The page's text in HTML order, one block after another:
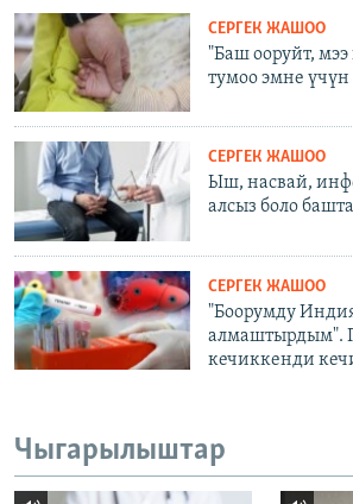
СЕРГЕК ЖАШОО
"Баш ооруйт,
тумоо эмне үчүн
СЕРГЕК ЖАШОО
Ыш, насвай,
алсыз боло
СЕРГЕК ЖАШОО
"Боорумду
алмаштырдым".
кечиккенди
Чыгарылыштар